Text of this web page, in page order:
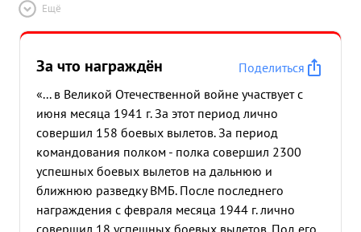
Ещё
За что награждён
Поделиться
«... в Великой Отечественной войне участвует с
июня месяца 1941 г. За этот период лично
совершил 158 боевых вылетов. За период
командования полком - полка совершил 2300
успешных боевых вылетов на дальнюю и
ближнюю разведку ВМБ. После последнего
награждения с февраля месяца 1944 г. лично
совершил 18 успешных боевых вылетов. Под его